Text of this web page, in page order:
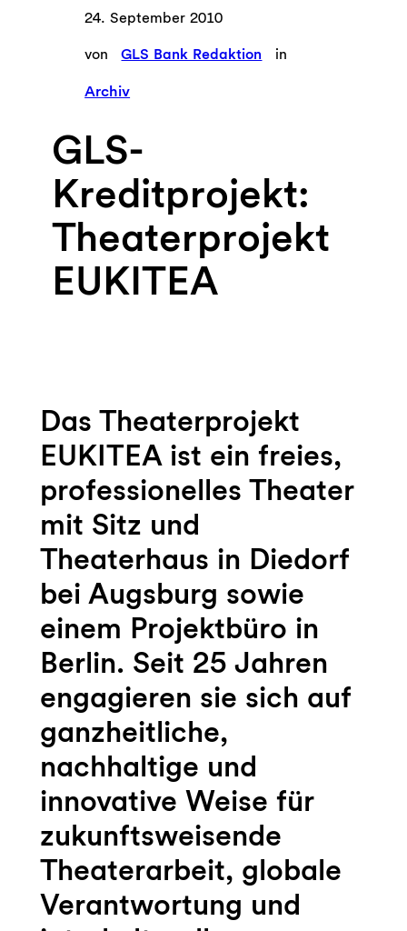
24. September 2010
von GLS Bank Redaktion in
Archiv
GLS-
Kreditprojekt:
Theaterprojekt
EUKITEA
Das Theaterprojekt
EUKITEA ist ein freies,
professionelles Theater
mit Sitz und
Theaterhaus in Diedorf
bei Augsburg sowie
einem Projektbüro in
Berlin. Seit 25 Jahren
engagieren sie sich auf
ganzheitliche,
nachhaltige und
innovative Weise für
zukunftsweisende
Theaterarbeit, globale
Verantwortung und